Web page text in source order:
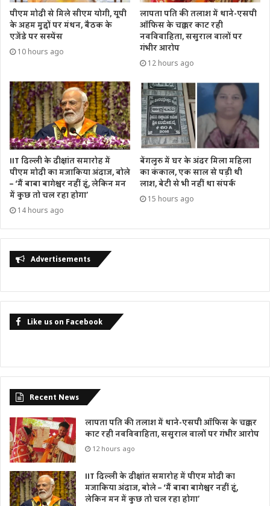
पीएम मोदी से मिले सीएम योगी, यूपी
के अहम मुद्दों पर मंथन, बैठक के
एजेंडे पर सस्पेंस
10 hours ago
लापता पति की तलाश में थाने-एसपी
ऑफिस के चक्कर काट रही
नवविवाहिता, ससुराल वालों पर
गंभीर आरोप
12 hours ago
IIT दिल्ली के दीक्षांत समारोह में
पीएम मोदी का मजाकिया अंदाज, बोले
– ‘मैं बाबा बागेश्वर नहीं हूं, लेकिन मन
में कुछ तो चल रहा होगा’
14 hours ago
बेंगलुरु में घर के अंदर मिला महिला
का कंकाल, एक साल से पड़ी थी
लाश, बेटी से भी नहीं था संपर्क
15 hours ago
Advertisements
Like us on Facebook
Recent News
लापता पति की तलाश में थाने-एसपी ऑफिस के चक्कर
काट रही नवविवाहिता, ससुराल वालों पर गंभीर आरोप
12 hours ago
IIT दिल्ली के दीक्षांत समारोह में पीएम मोदी का
मजाकिया अंदाज, बोले – ‘मैं बाबा बागेश्वर नहीं हूं,
लेकिन मन में कुछ तो चल रहा होगा’